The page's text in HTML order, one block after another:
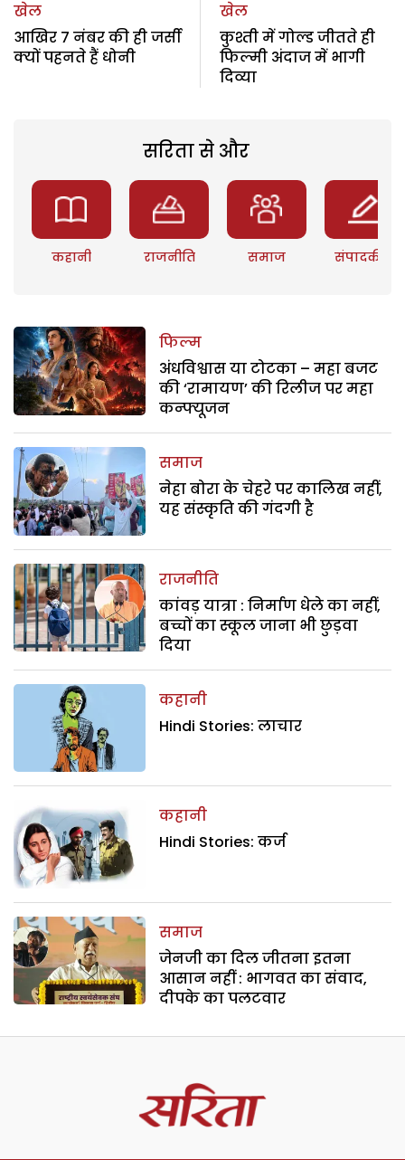
खेल
आखिर 7 नंबर की ही जर्सी
क्यों पहनते हैं धोनी
खेल
कुश्ती में गोल्ड जीतते ही
फिल्मी अंदाज में भागी
दिव्या
सरिता से और
कहानी राजनीति समाज संपादकीय
फिल्म
अंधविश्वास या टोटका – महा बजट
की ‘रामायण’ की रिलीज पर महा
कन्फ्यूजन
समाज
नेहा बोरा के चेहरे पर कालिख नहीं,
यह संस्कृति की गंदगी है
राजनीति
कांवड़ यात्रा : निर्माण धेले का नहीं,
बच्चों का स्कूल जाना भी छुड़वा
दिया
कहानी
Hindi Stories: लाचार
कहानी
Hindi Stories: कर्ज
समाज
जेनजी का दिल जीतना इतना
आसान नहीं : भागवत का संवाद,
दीपके का पलटवार